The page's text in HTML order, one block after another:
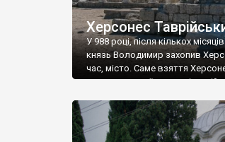
Херсонес
У 988 році, після кількох
князь Володимир захопив
час, місто. Саме взяття
диктувати свої умови
Херсонесі Володимир-язичник,
християнином. А потім було
Херсонесу Таврійського